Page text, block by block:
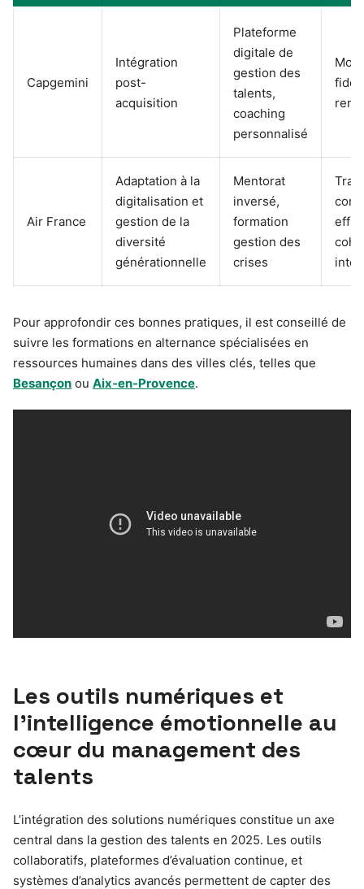
Capgemini
Intégration
post-
acquisition
Plateforme
digitale de
gestion des
talents,
coaching
personnalisé
Air France
Adaptation à la
digitalisation et
gestion de la
diversité
générationnelle
Mentorat
inversé,
formation
gestion des
crises
Pour approfondir ces bonnes pratiques, il est conseillé de
suivre les formations en alternance spécialisées en
ressources humaines dans des villes clés, telles que
Besançon ou Aix-en-Provence.
Les outils numériques et
l’intelligence émotionnelle au
cœur du management des
talents
L’intégration des solutions numériques constitue un axe
central dans la gestion des talents en 2025. Les outils
collaboratifs, plateformes d’évaluation continue, et
systèmes d’analytics avancés permettent de capter des